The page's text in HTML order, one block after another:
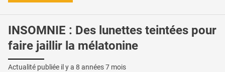
INSOMNIE : Des lunettes teintées pour
faire jaillir la mélatonine
Actualité publiée il y a 8 années 7 mois